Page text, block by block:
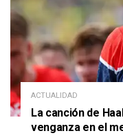
ACTUALIDAD
La canción de
venganza en el